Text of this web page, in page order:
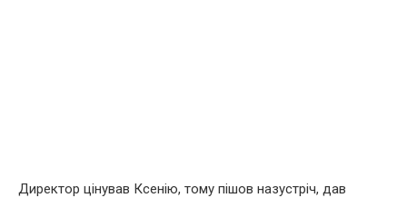
Директор цінував Ксенію, тому пішов назустріч, дав